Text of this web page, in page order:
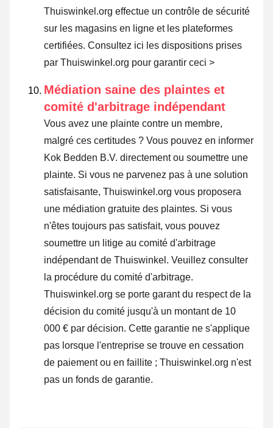
Thuiswinkel.org effectue un contrôle de sécurité
sur les magasins en ligne et les plateformes
certifiées. Consultez ici les dispositions prises
par Thuiswinkel.org pour garantir ceci >
Médiation saine des plaintes et
comité d'arbitrage indépendant
Vous avez une plainte contre un membre,
malgré ces certitudes ? Vous pouvez en informer
Kok Bedden B.V. directement ou soumettre une
plainte. Si vous ne parvenez pas à une solution
satisfaisante, Thuiswinkel.org vous proposera
une médiation gratuite des plaintes. Si vous
n'êtes toujours pas satisfait, vous pouvez
soumettre un litige au comité d'arbitrage
indépendant de Thuiswinkel. Veuillez consulter
la procédure du comité d'arbitrage.
Thuiswinkel.org se porte garant du respect de la
décision du comité jusqu'à un montant de 10
000 € par décision. Cette garantie ne s'applique
pas lorsque l'entreprise se trouve en cessation
de paiement ou en faillite ; Thuiswinkel.org n'est
pas un fonds de garantie.